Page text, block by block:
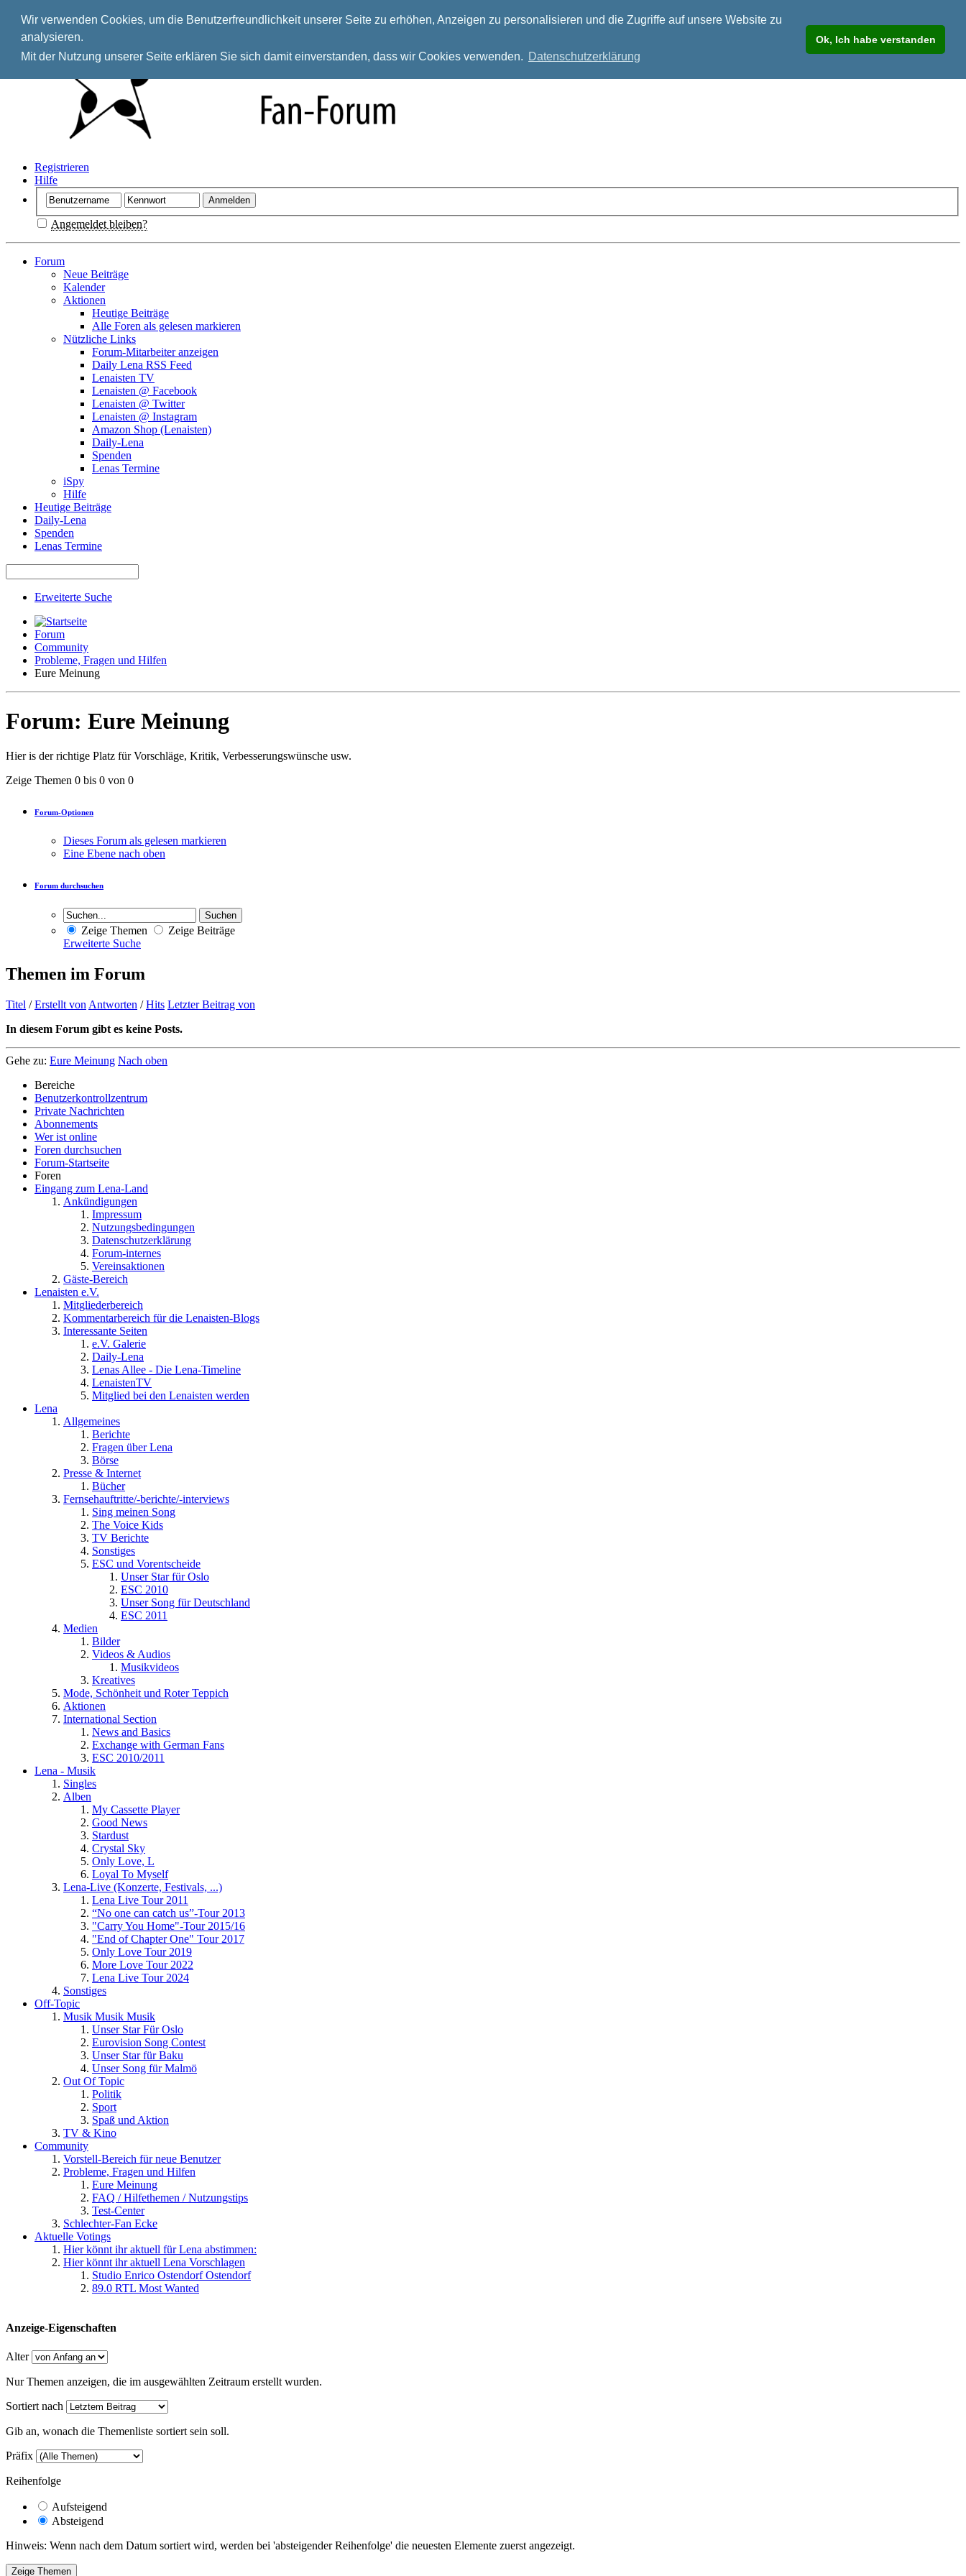
Wir verwenden Cookies, um die Benutzerfreundlichkeit unserer Seite zu erhöhen, Anzeigen zu personalisieren und die Zugriffe auf unsere Website zu
analysieren.
Mit der Nutzung unserer Seite erklären Sie sich damit einverstanden, dass wir Cookies verwenden. Datenschutzerklärung
Ok, Ich habe verstanden
Registrieren
Hilfe
Angemeldet bleiben?
Forum
Neue Beiträge
Kalender
Aktionen
Heutige Beiträge
Alle Foren als gelesen markieren
Nützliche Links
Forum-Mitarbeiter anzeigen
Daily Lena RSS Feed
Lenaisten TV
Lenaisten @ Facebook
Lenaisten @ Twitter
Lenaisten @ Instagram
Amazon Shop (Lenaisten)
Daily-Lena
Spenden
Lenas Termine
iSpy
Hilfe
Heutige Beiträge
Daily-Lena
Spenden
Lenas Termine
Erweiterte Suche
Forum
Community
Probleme, Fragen und Hilfen
Eure Meinung
Forum: Eure Meinung
Hier is der richtige Platz für Vorschläge, Kritik, Verbesserungswünsche usw.
Zeige Themen 0 bis 0 von 0
Forum-Optionen
Dieses Forum als gelesen markieren
Eine Ebene nach oben
Forum durchsuchen
Zeige Themen
Zeige Beiträge
Erweiterte Suche
Themen im Forum
Titel /Erstellt von Antworten /Hits Letzter Beitrag von
In diesem Forum gibt es keine Posts.
Gehe zu: Eure Meinung Nach oben
Bereiche
Benutzerkontrollzentrum
Private Nachrichten
Abonnements
Wer ist online
Foren durchsuchen
Forum-Startseite
Foren
Eingang zum Lena-Land
Ankündigungen
Impressum
Nutzungsbedingungen
Datenschutzerklärung
Forum-internes
Vereinsaktionen
Gäste-Bereich
Lenaisten e.V.
Mitgliederbereich
Kommentarbereich für die Lenaisten-Blogs
Interessante Seiten
e.V. Galerie
Daily-Lena
Lenas Allee - Die Lena-Timeline
LenaistenTV
Mitglied bei den Lenaisten werden
Lena
Allgemeines
Berichte
Fragen über Lena
Börse
Presse & Internet
Bücher
Fernsehauftritte/-berichte/-interviews
Sing meinen Song
The Voice Kids
TV Berichte
Sonstiges
ESC und Vorentscheide
Unser Star für Oslo
ESC 2010
Unser Song für Deutschland
ESC 2011
Medien
Bilder
Videos & Audios
Musikvideos
Kreatives
Mode, Schönheit und Roter Teppich
Aktionen
International Section
News and Basics
Exchange with German Fans
ESC 2010/2011
Lena - Musik
Singles
Alben
My Cassette Player
Good News
Stardust
Crystal Sky
Only Love, L
Loyal To Myself
Lena-Live (Konzerte, Festivals, ...)
Lena Live Tour 2011
“No one can catch us”-Tour 2013
"Carry You Home"-Tour 2015/16
"End of Chapter One" Tour 2017
Only Love Tour 2019
More Love Tour 2022
Lena Live Tour 2024
Sonstiges
Off-Topic
Musik Musik Musik
Unser Star Für Oslo
Eurovision Song Contest
Unser Star für Baku
Unser Song für Malmö
Out Of Topic
Politik
Sport
Spaß und Aktion
TV & Kino
Community
Vorstell-Bereich für neue Benutzer
Probleme, Fragen und Hilfen
Eure Meinung
FAQ / Hilfethemen / Nutzungstips
Test-Center
Schlechter-Fan Ecke
Aktuelle Votings
Hier könnt ihr aktuell für Lena abstimmen:
Hier könnt ihr aktuell Lena Vorschlagen
Studio Enrico Ostendorf Ostendorf
89.0 RTL Most Wanted
Anzeige-Eigenschaften
Alter
Nur Themen anzeigen, die im ausgewählten Zeitraum erstellt wurden.
Sortiert nach
Gib an, wonach die Themenliste sortiert sein soll.
Präfix
Reihenfolge
Aufsteigend
Absteigend
Hinweis: Wenn nach dem Datum sortiert wird, werden bei 'absteigender Reihenfolge' die neuesten Elemente zuerst angezeigt.